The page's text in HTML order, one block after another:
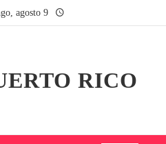
agosto 9
RICO